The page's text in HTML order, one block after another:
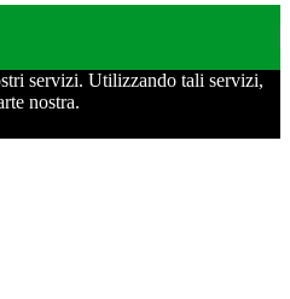
servizi. Utilizzando tali servizi,
nostra.